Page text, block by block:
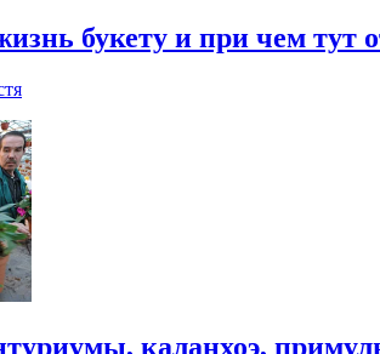
букету и при чем тут
каланхоэ,